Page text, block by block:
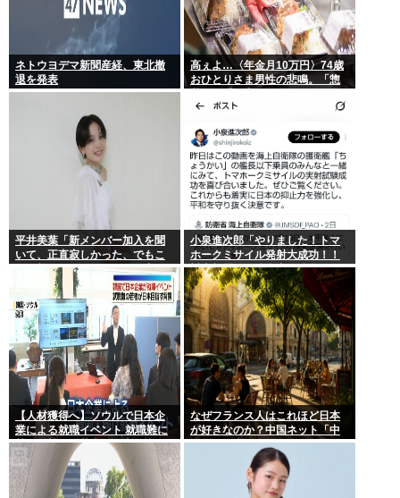
ネトウヨデマ新聞産経、東北撤
退を発表
高ぇよ…〈年金月10万円〉74歳
おひとりさま男性の悲鳴。「惣
平井美葉「新メンバー加入を聞
いて、正直寂しかった、でもこ
れが新しいビヨなんだと、寂し
さを受け止めるこ
小泉進次郎「やりました！トマ
ホークミサイル発射大成功！！
対中朝露への防衛力を強化して
ますw」
【人材獲得へ】ソウルで日本企
業による就職イベント 就職難に
苦しむ韓国の若者が日本に注目
なぜフランス人はこれほど日本
が好きなのか？中国ネット「中
国人も日本が好き」